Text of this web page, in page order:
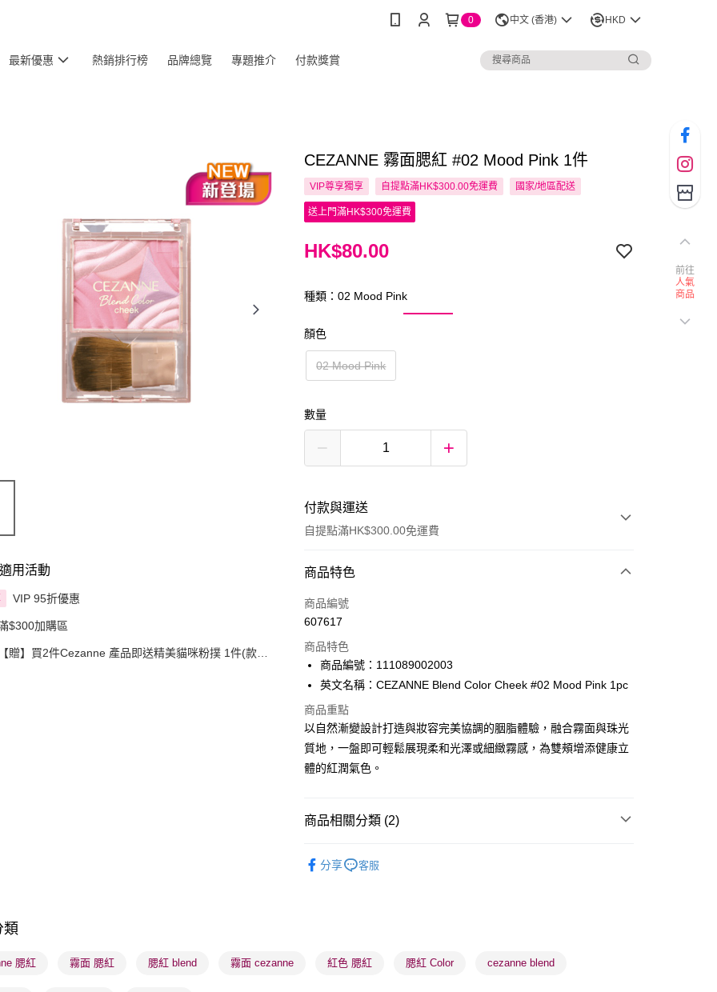
0 中文 (香港) HKD
最新優惠 熱銷排行榜 品牌總覽 專題推介 付款獎賞
用活動
VIP 95折優惠
$300加購區
【贈】買2件Cezanne 產品即送精美貓咪粉撲 1件(款式
CEZANNE 霧面腮紅 #02 Mood Pink 1件
VIP尊享獨享 自提點滿HK$300.00免運費 國家/地區配送
送上門滿HK$300免運費
HK$80.00
種類：02 Mood Pink
顏色
02 Mood Pink
數量
付款與運送
自提點滿HK$300.00免運費
付款方式
信用卡
AlipayHK
PayMe
WeChat Pay
BoC Pay
順豐自助櫃 - 確認發貨後1-3個工作天送達
商品特色
商品編號
607617
商品特色
商品編號：111089002003
英文名稱：CEZANNE Blend Color Cheek #02 Mood Pink 1pc
商品重點
以自然漸變設計打造與妝容完美協調的胭脂體驗，融合霧面與珠光
質地，一盤即可輕鬆展現柔和光澤或細緻霧感，為雙頰增添健康立
體的紅潤氣色。
商品相關分類 (2)
分享 客服
類
腮紅 霧面 腮紅 腮紅 blend 霧面 cezanne 紅色 腮紅 腮紅 Color cezanne blend
前往
人氣
商品